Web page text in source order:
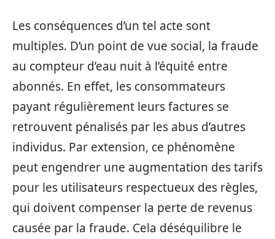
Les conséquences d’un tel acte sont
multiples. D’un point de vue social, la fraude
au compteur d’eau nuit à l’équité entre
abonnés. En effet, les consommateurs
payant régulièrement leurs factures se
retrouvent pénalisés par les abus d’autres
individus. Par extension, ce phénomène
peut engendrer une augmentation des tarifs
pour les utilisateurs respectueux des règles,
qui doivent compenser la perte de revenus
causée par la fraude. Cela déséquilibre le